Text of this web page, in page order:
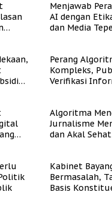
Menjawab
AI dengan
dan Media
Perang
Kompleks,
Verifikasi
Algoritma
Jurnalisme
dan Akal
Kabinet
Bermasalah,
Basis